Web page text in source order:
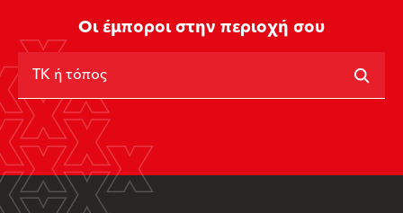
Οι έμποροι στην περιοχή σου
ΤΚ ή τόπος